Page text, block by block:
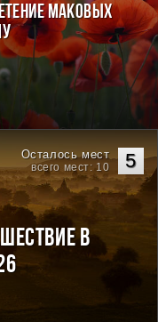
МАКОВЫХ
5
Осталось мест
всего мест: 10
в